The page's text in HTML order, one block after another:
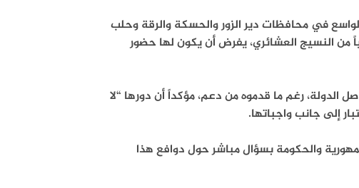
بتاريخ 2 تموز 2026، إن امتدادها الواسع في محافظات دير الزور والحسكة والرقة وحلب
من النسيج العشائري، يفرض أن يكون لها حضور
الدولة، رغم ما قدموه من دعم، مؤكداً أن دورها “لا
إلى جانب واجباتها.
والحكومة بسؤال مباشر حول دوافع هذا